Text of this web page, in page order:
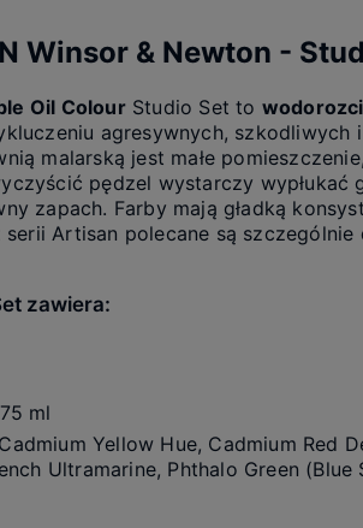
Winsor & Newton -
Oil ColourStudio Set to
agresywnych, szkodliwych
malarską jest małe
pędzel wystarczy wypłukać
zapach. Farby mają gładką
Artisan polecane są
zawiera:
ml
Yellow Hue, Cadmium Red
Ultramarine, Phthalo Green (Blue